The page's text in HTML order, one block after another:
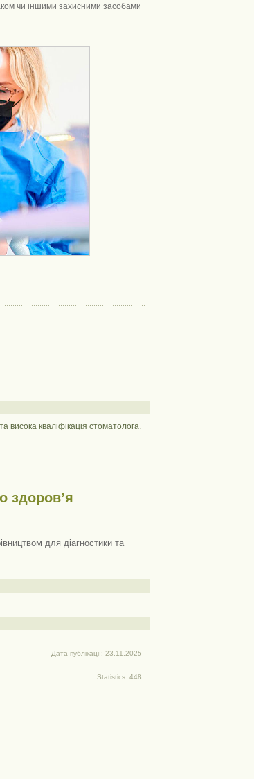
чи іншими захисними засобами
кваліфікація стоматолога.
здоров’я
для діагностики та
Дата публікації: 23.11.2025
Statistics: 448